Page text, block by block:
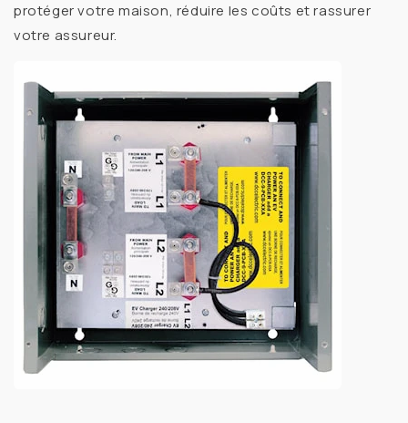
protéger votre maison, réduire les coûts et rassurer
votre assureur.